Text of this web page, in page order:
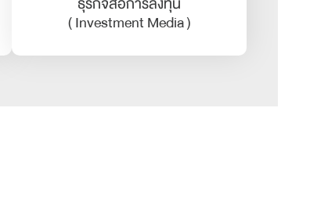
( Investment Media )